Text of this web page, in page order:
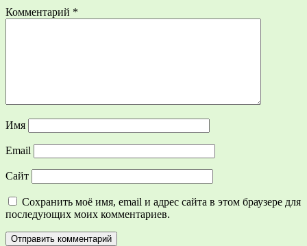
Комментарий *
Имя
Email
Сайт
Сохранить моё имя, email и адрес сайта в этом браузере для
последующих моих комментариев.